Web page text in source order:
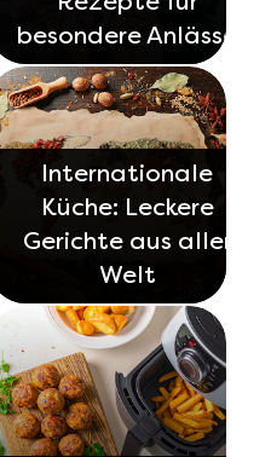
besondere Anlässe
Internationale
Küche: Leckere
Gerichte aus aller
Welt